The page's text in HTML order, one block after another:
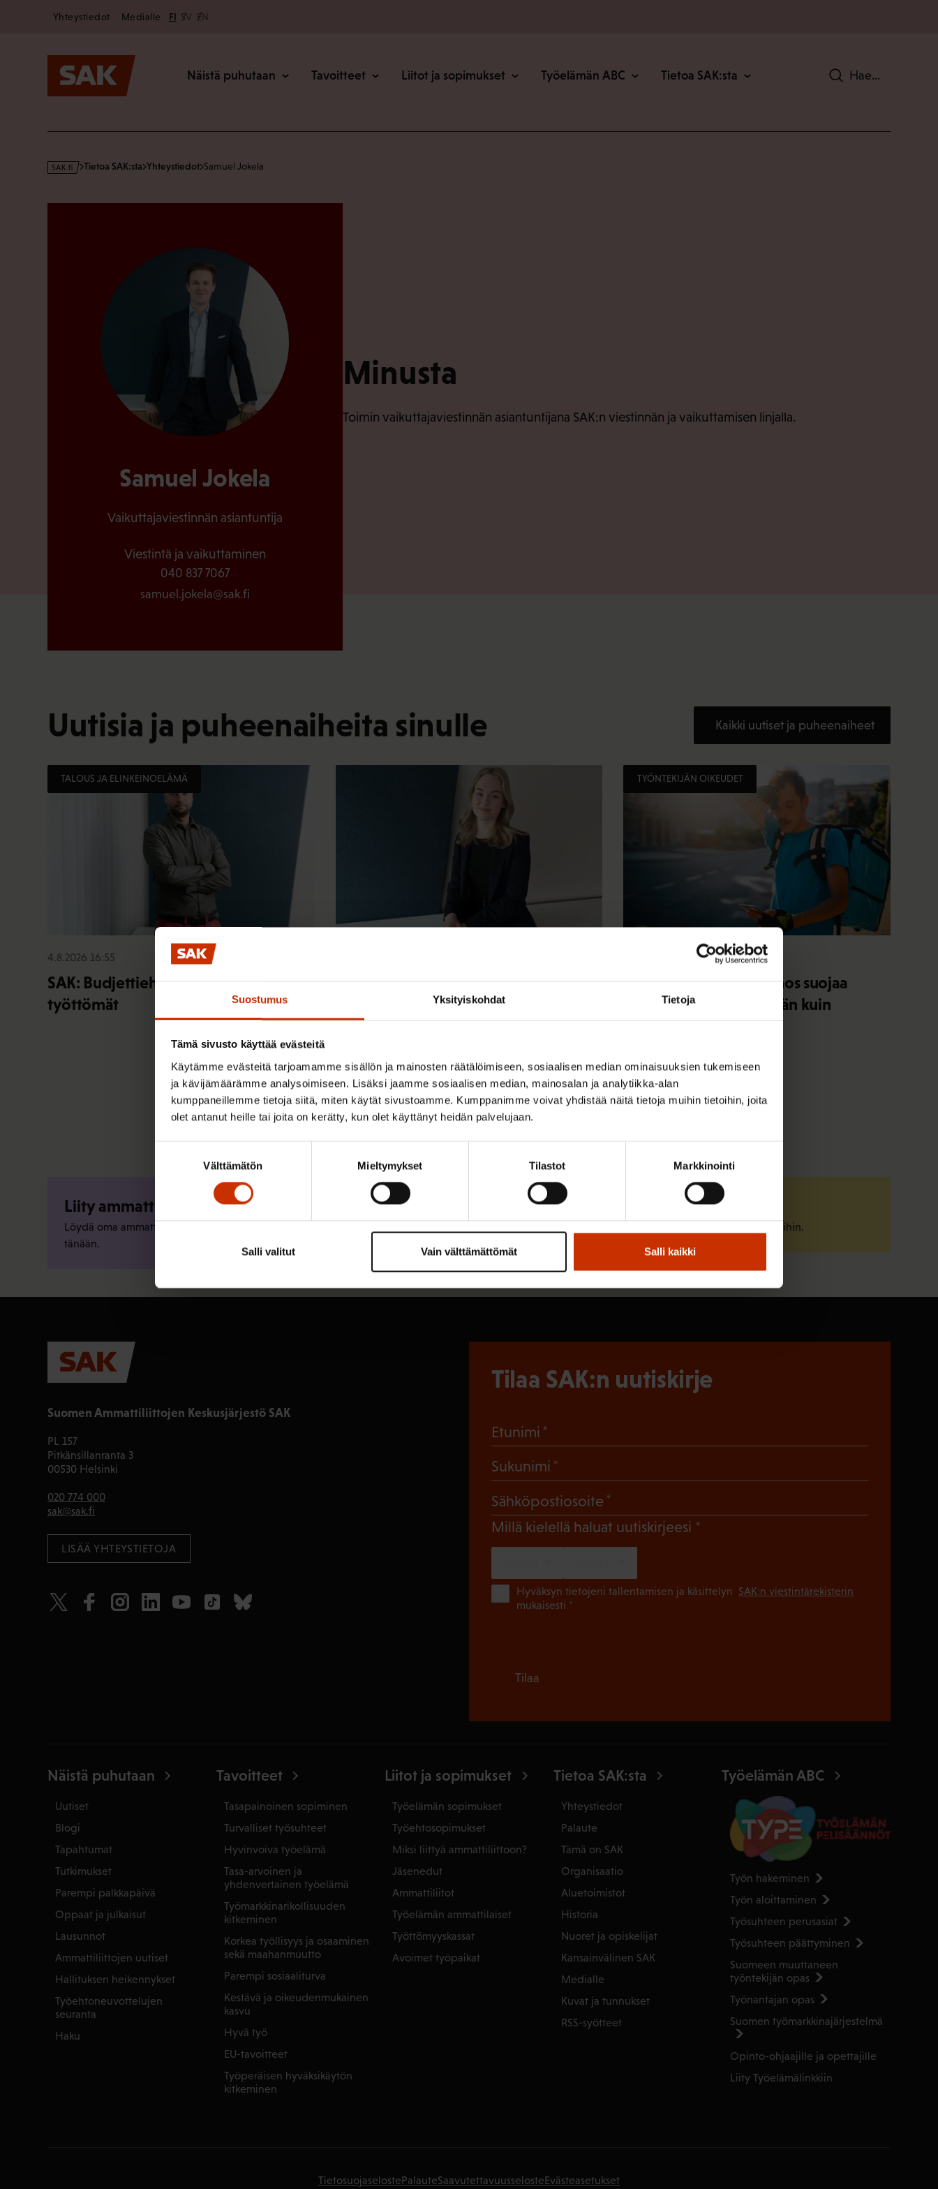
Suostumus Yksityiskohdat Tietoja
Tämä sivusto käyttää evästeitä
Käytämme evästeitä tarjoamamme sisällön ja mainosten räätälöimiseen, sosiaalisen median ominaisuuksien tukemiseen
ja kävijämäärämme analysoimiseen. Lisäksi jaamme sosiaalisen median, mainosalan ja analytiikka-alan
kumppaneillemme tietoja siitä, miten käytät sivustoamme. Kumppanimme voivat yhdistää näitä tietoja muihin tietoihin, joita
olet antanut heille tai joita on kerätty, kun olet käyttänyt heidän palvelujaan.
Välttämätön Mieltymykset Tilastot Markkinointi
Vain välttämättömät
Salli valitut Salli kaikki
Secondary
Yhteystiedot Medialle FI SV EN
Näistä puhutaan Tavoitteet Liitot ja sopimukset Työelämän ABC Tietoa SAK:sta Hae
s
Tietoa SAK:sta Yhteystiedot Samuel Jokela
Samuel Jokela
Vaikuttajaviestinnän asiantuntija
Viestintä ja vaikuttaminen
040 837 7067
samuel.jokela@sak.fi
Minusta
Toimin vaikuttajaviestinnän asiantuntijana SAK:n viestinnän ja vaikuttamisen linjalla.
Uutisia ja puheenaiheita sinulle Kaikki uutiset ja puheenaiheet
TALOUS JA ELINKEINOELÄMÄ
4.8.2026 16:55
SAK: Budjettiehdotus unohtaa
työttömät
työsuhdeneuvonnan asiantuntijaksi
TYÖNTEKIJÄN OIKEUDET
Hallituksen esitysluonnos suojaa
alustayrityksiä enemmän kuin
Pikalinkit
Liity ammattiliittoon
Löydä oma ammattiliittosi ja liity jo
tänään.
Pysy ajan tasalla Tunne oikeutesi
Tutustu työelämän pelisääntöihin.
Suomen Ammattiliittojen Keskusjärjestö SAK
PL 157
Pitkänsillanranta 3
00530 Helsinki
020 774 000
sak@sak.fi
LISÄÄ YHTEYSTIETOJA
Tilaa SAK:n uutiskirje
Etunimi
Sukunimi
Sähköpostiosoite
Millä kielellä haluat uutiskirjeesi (Pakollinen)
Hyväksyn tietojeni tallentamisen ja käsittelyn SAK:n viestintärekisterin
mukaisesti *
Tilaa
Näistä puhutaan
Uutiset
Blogi
Tapahtumat
Tutkimukset
Parempi palkkapäivä
Oppaat ja julkaisut
Lausunnot
Ammattiliittojen uutiset
Hallituksen heikennykset
Työehtoneuvottelujen
seuranta
Haku
Tavoitteet
Tasapainoinen sopiminen
Turvalliset työsuhteet
Hyvinvoiva työelämä
Tasa-arvoinen ja
yhdenvertainen työelämä
Työmarkkinarikollisuuden
kitkeminen
Korkea työllisyys ja osaaminen
sekä maahanmuutto
Parempi sosiaaliturva
Kestävä ja oikeudenmukainen
kasvu
Hyvä työ
EU-tavoitteet
Työperäisen hyväksikäytön
kitkeminen
Liitot ja sopimukset
Työelämän sopimukset
Työehtosopimukset
Miksi liittyä ammattiliittoon?
Jäsenedut
Ammattiliitot
Työelämän ammattilaiset
Työttömyyskassat
Avoimet työpaikat
Tietoa SAK:sta
Yhteystiedot
Palaute
Tämä on SAK
Organisaatio
Aluetoimistot
Historia
Nuoret ja opiskelijat
Kansainvälinen SAK
Medialle
Kuvat ja tunnukset
RSS-syötteet
Työelämän ABC
Työn hakeminen
Työn aloittaminen
Työsuhteen perusasiat
Työsuhteen päättyminen
Suomeen muuttaneen
työntekijän opas
Työnantajan opas
Suomen työmarkkinajärjestelmä
Opinto-ohjaajille ja opettajille
Liity Työelämälinkkiin
TietosuojaselostePalauteSaavutettavuusselosteEvästeasetukset